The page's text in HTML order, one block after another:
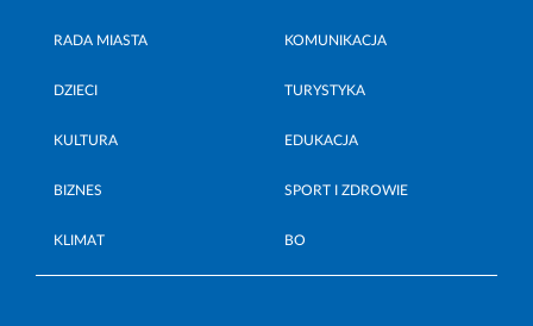
RADA MIASTA KOMUNIKACJA
DZIECI TURYSTYKA
KULTURA EDUKACJA
BIZNES SPORT I ZDROWIE
KLIMAT BO